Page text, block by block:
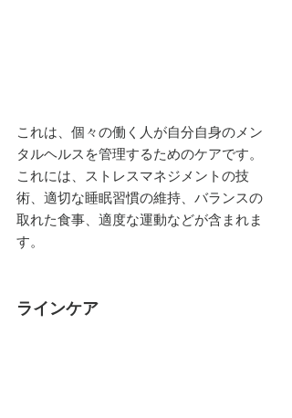
これは、個々の働く人が自分自身のメン
タルヘルスを管理するためのケアです。
これには、ストレスマネジメントの技
術、適切な睡眠習慣の維持、バランスの
取れた食事、適度な運動などが含まれま
す。
ラインケア